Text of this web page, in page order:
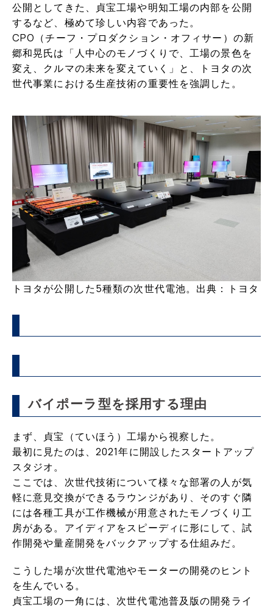
公開としてきた、貞宝工場や明知工場の内部を公開
するなど、極めて珍しい内容であった。
CPO（チーフ・プロダクション・オフィサー）の新
郷和晃氏は「人中心のモノづくりで、工場の景色を
変え、クルマの未来を変えていく」と、トヨタの次
世代事業における生産技術の重要性を強調した。
トヨタが公開した5種類の次世代電池。出典：トヨタ
バイポーラ型を採用する理由
まず、貞宝（ていほう）工場から視察した。
最初に見たのは、2021年に開設したスタートアップ
スタジオ。
ここでは、次世代技術について様々な部署の人が気
軽に意見交換ができるラウンジがあり、そのすぐ隣
には各種工具が工作機械が用意されたモノづくり工
房がある。アイディアをスピーディに形にして、試
作開発や量産開発をバックアップする仕組みだ。
こうした場が次世代電池やモーターの開発のヒント
を生んでいる。
貞宝工場の一角には、次世代電池普及版の開発ライ